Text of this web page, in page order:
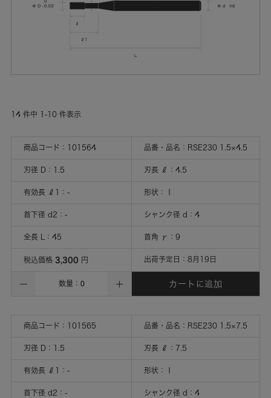
14 件中 1 -10 件表示
商品コード： 101564 品番・品名： RSE230 1.5×4.5
刃径 D ： 1.5 刃長 ℓ ： 4.5
有効長 ℓ1 ： - 形状 ： Ⅰ
首下径 d2 ： - シャンク径 d ： 4
全長 L ： 45 首角 γ ： 9
税込価格 3,300 円 出荷予定日： 8月19日
数量： カートに追加
商品コード： 101565 品番・品名： RSE230 1.5×7.5
刃径 D ： 1.5 刃長 ℓ ： 7.5
有効長 ℓ1 ： - 形状 ： Ⅰ
首下径 d2 ： - シャンク径 d ： 4